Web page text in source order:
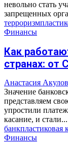
невольно стать
запрещенных
терроризм
Финансы
Как
странах: от
Анастасия
Значение
представляем
упростили
касание, и стали...
банкпластиковая
Финансы